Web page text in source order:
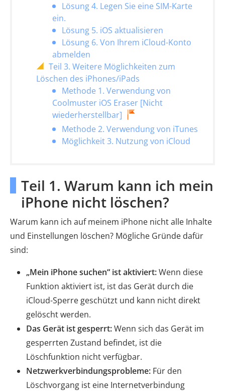
Lösung 4. Legen Sie eine SIM-Karte
ein.
Lösung 5. iOS aktualisieren
Lösung 6. Von Ihrem iCloud-Konto
abmelden
Teil 3. Weitere Möglichkeiten zum
Löschen des iPhones/iPads
Methode 1. Verwendung von
Coolmuster iOS Eraser [Nicht
wiederherstellbar]
Methode 2. Verwendung von iTunes
Möglichkeit 3. Nutzung von iCloud
Teil 1. Warum kann ich mein
iPhone nicht löschen?
Warum kann ich auf meinem iPhone nicht alle Inhalte
und Einstellungen löschen? Mögliche Gründe dafür
sind:
„Mein iPhone suchen“ ist aktiviert:Wenn diese
Funktion aktiviert ist, ist das Gerät durch die
iCloud-Sperre geschützt und kann nicht direkt
gelöscht werden.
Das Gerät ist gesperrt:Wenn sich das Gerät im
gesperrten Zustand befindet, ist die
Löschfunktion nicht verfügbar.
Netzwerkverbindungsprobleme: Für den
Löschvorgang ist eine Internetverbindung